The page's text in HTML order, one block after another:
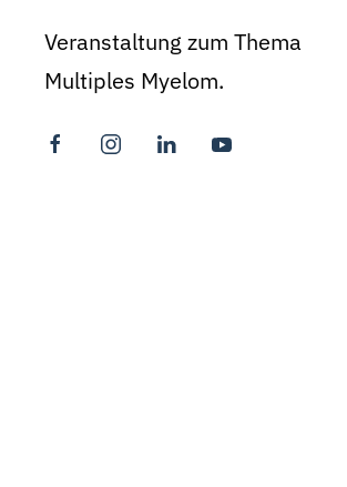
Veranstaltung zum Thema
Multiples Myelom.